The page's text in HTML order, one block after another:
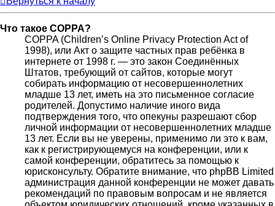
Что такое COPPA?
COPPA (Children’s Online Privacy Protection Act of
1998), или Акт о защите частных прав ребёнка в
интернете от 1998 г. — это закон Соединённых
Штатов, требующий от сайтов, которые могут
собирать информацию от несовершеннолетних
младше 13 лет, иметь на это письменное согласие
родителей. Допустимо наличие иного вида
подтверждения того, что опекуны разрешают сбор
личной информации от несовершеннолетних младше
13 лет. Если вы не уверены, применимо ли это к вам,
как к регистрирующемуся на конференции, или к
самой конференции, обратитесь за помощью к
юрисконсульту. Обратите внимание, что phpBB Limited
администрация данной конференции не может давать
рекомендаций по правовым вопросам и не является